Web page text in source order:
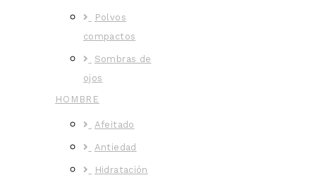
Polvos
compactos
Sombras de
ojos
HOMBRE
Afeitado
Antiedad
Hidratación